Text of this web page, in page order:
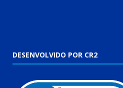
DESENVOLVIDO POR CR2